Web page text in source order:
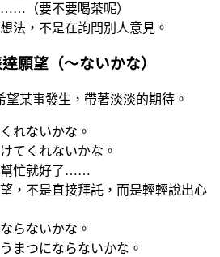
（要不要喝茶呢）
法，不是在詢問別人意見。
願望（～ないかな）
某事發生，帶著淡淡的期待。
れないかな。
てくれないかな。
幫忙就好了……
，不是直接拜託，而是輕輕說出心
らないかな。
まつにならないかな。